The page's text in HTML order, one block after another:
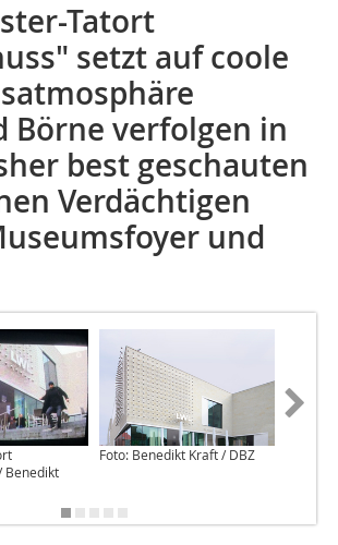
Tatort
setzt auf coole
Börne verfolgen in
best geschauten
Verdächtigen
und
Benedikt
Foto: Benedikt Kraft / DBZ